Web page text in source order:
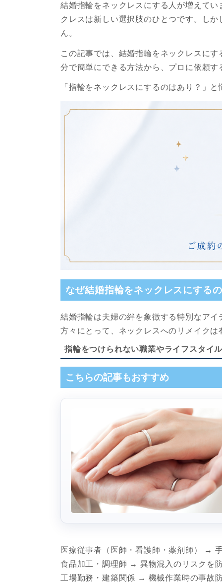
結婚指輪をネックレスにする人が増えて
クレスは新しい選択肢のひとつです。し
ん。
この記事では、結婚指輪をネックレスにす
分で簡単にできる方法から、プロに依頼
「指輪をネックレスにするのはあり？」
なぜ結婚指輪をネックレスにする
結婚指輪は夫婦の絆を象徴する特別なア
方々にとって、ネックレスへのリメイク
指輪をつけられない職業やライフスタイ
こちらの記事もおすすめ
医療従事者（医師・看護師・薬剤師） →
食品加工・調理師 → 異物混入のリスクを
工場勤務・建築関係 → 機械作業時の事故